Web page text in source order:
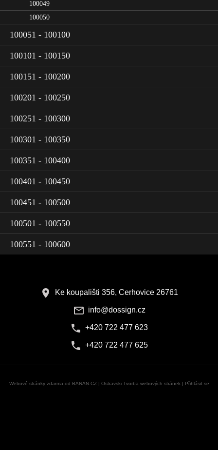
100049
100050
100051 - 100100
100101 - 100150
100151 - 100200
100201 - 100250
100251 - 100300
100301 - 100350
100351 - 100400
100401 - 100450
100451 - 100500
100501 - 100550
100551 - 100600
Ke koupališti 356, Cerhovice 26761
info@dossign.cz
+420 722 477 623
+420 722 477 625
Webové stránky zdarma od BANAN.CZ| Ostravski Tvorba webových stránek | Přihlásit se